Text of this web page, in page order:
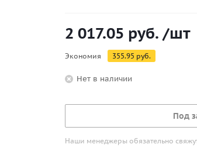
2 017.05 руб. /шт
Экономия 355.95 руб.
Нет в наличии
Под
Наши менеджеры обязательно